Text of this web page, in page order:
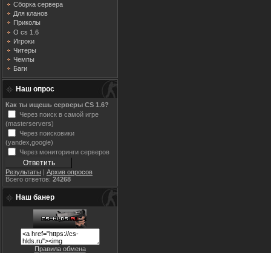
Сборка сервера
Для кланов
Приколы
О cs 1.6
Игроки
Читеры
Чемпы
Баги
Наш опрос
Как ты ищешь серверы CS 1.6?
Через поиск в самой игре
(masterservers)
Через поисковики
(yandex,google)
Через мониторинги серверов
Результаты | Архив опросов
Всего ответов: 24268
Наш банер
Правила обмена